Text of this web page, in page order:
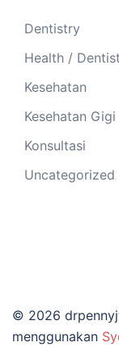
Dentistry
Health /
Kesehatan
Kesehatan Gigi
Konsultasi
Uncategorized
© 2026
menggunakan